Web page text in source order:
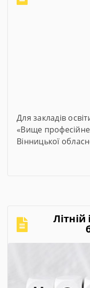
Для закладів
«Вище
Вінницької
реалізується
щоб студенти
та актуальні
субвенції в